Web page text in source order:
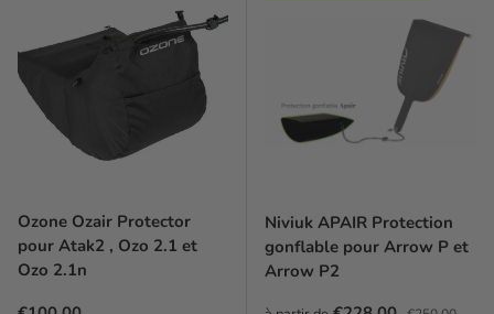
Ozone Ozair Protector
pour Atak2 , Ozo 2.1 et
Ozo 2.1n
Niviuk APAIR Protection
gonflable pour Arrow P et
Arrow P2
Prix habituel